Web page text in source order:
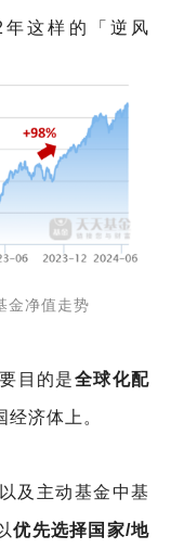
这样的「逆风
金净值走势
目的是全球化配
经济体上。
及主动基金中基
优先选择国家/地